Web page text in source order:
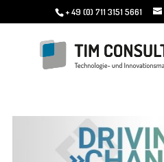
+ 49 (0) 711 3151 5661